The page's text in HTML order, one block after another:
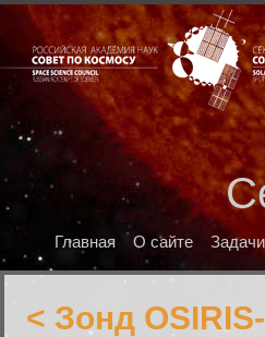
Главная О сайте Задачи
< Зонд